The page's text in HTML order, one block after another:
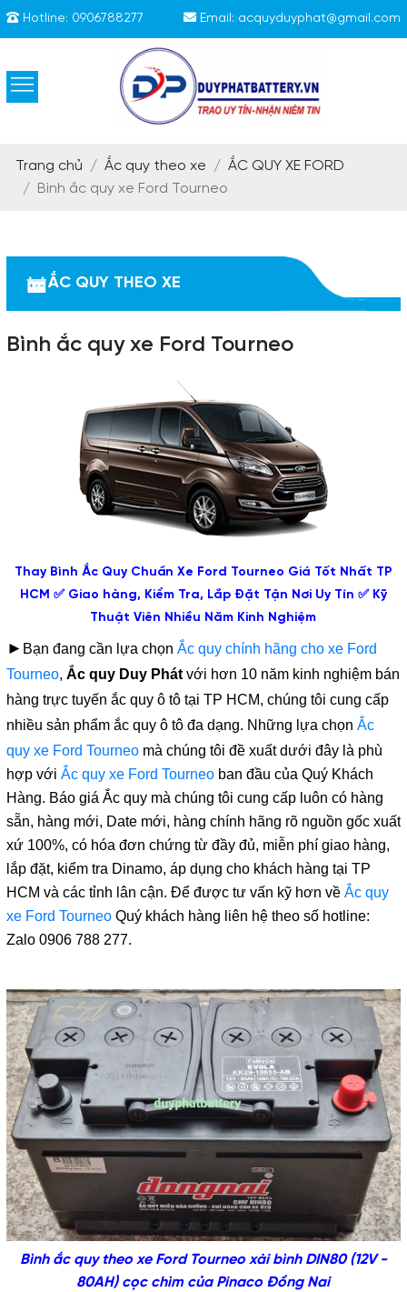
Hotline: 0906788277 Email: acquyduyphat@gmail.com
Trang chủ Ắc quy theo xe
ẮC QUY XE FORD
Bình ắc quy xe Ford Tourneo
ẮC QUY THEO XE
Bình ắc quy xe Ford Tourneo
Thay Bình Ắc Quy Chuẩn Xe Ford Tourneo Giá Tốt Nhất TP
HCM ✅ Giao hàng, Kiểm Tra, Lắp Đặt Tận Nơi Uy Tín ✅ Kỹ
Thuật Viên Nhiều Năm Kinh Nghiệm
► Bạn đang cần lựa chọn Ắc quy chính hãng cho xe Ford
Tourneo, Ắc quy Duy Phátvới hơn 10 năm kinh nghiệm bán
hàng trực tuyến ắc quy ô tô tại TP HCM, chúng tôi cung cấp
nhiều sản phẩm ắc quy ô tô đa dạng. Những lựa chọn Ắc
quy xe Ford Tourneo mà chúng tôi đề xuất dưới đây là phù
hợp với Ắc quy xe Ford Tourneo ban đầu của Quý Khách
Hàng. Báo giá Ắc quy mà chúng tôi cung cấp luôn có hàng
sẵn, hàng mới, Date mới, hàng chính hãng rõ nguồn gốc xuất
xứ 100%, có hóa đơn chứng từ đầy đủ, miễn phí giao hàng,
lắp đặt, kiểm tra Dinamo, áp dụng cho khách hàng tại TP
HCM và các tỉnh lân cận. Để được tư vấn kỹ hơn về Ắc quy
xe Ford Tourneo Quý khách hàng liên hệ theo số hotline:
Zalo 0906 788 277.
Bình ắc quy theo xe Ford Tourneo xài bình DIN80 (12V -
80AH) cọc chìm của Pinaco Đồng Nai